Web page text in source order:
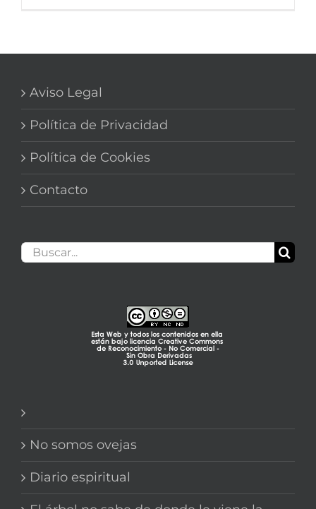
Aviso Legal
Política de Privacidad
Política de Cookies
Contacto
Buscar:
No somos ovejas
Diario espiritual